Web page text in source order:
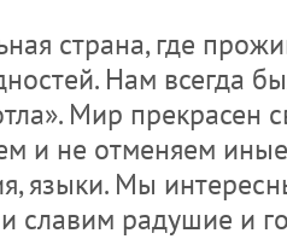
страна, где
Нам всегда
Мир прекрасен
и не отменяем иные
языки. Мы
славим радушие и